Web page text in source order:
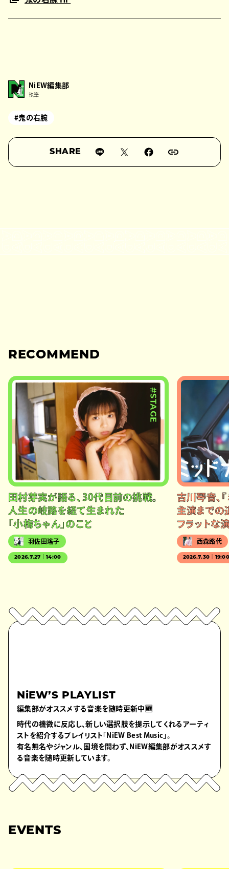
NiEW編集部
執筆
#鬼の右腕
SHARE
RECOMMEND
#STAGE
田村芽実が語る、30代目前の挑戦。
人生の岐路を経て生まれた
「小梅ちゃん」のこと
羽佐田瑤子
2026.7.27｜14:00
古川琴音、
主演までの
フラットな
西森路代
2026.7.30｜
NiEW’S PLAYLIST
編集部がオススメする音楽を随時更新中🆕
時代の機微に反応し、新しい選択肢を提示してくれるアーティ
ストを紹介するプレイリスト「NiEW Best Music」。
有名無名やジャンル、国境を問わず、NiEW編集部がオススメす
る音楽を随時更新しています。
EVENTS